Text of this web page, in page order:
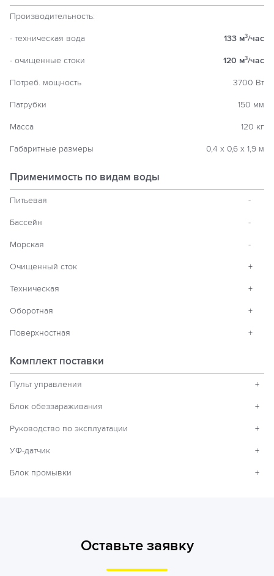
Производительность:
- техническая вода 133 м3/час
- очищенные стоки 120 м3/час
Потреб. мощность 3700 Вт
Патрубки 150 мм
Масса 120 кг
Габаритные размеры 0,4 х 0,6 х 1,9 м
Применимость по видам воды
Питьевая -
Бассейн -
Морская -
Очищенный сток +
Техническая +
Оборотная +
Поверхностная +
Комплект поставки
Пульт управления +
Блок обеззараживания +
Руководство по эксплуатации +
УФ-датчик +
Блок промывки +
Оставьте заявку